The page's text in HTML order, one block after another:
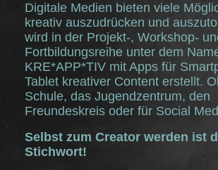
Digitale Medien bieten viele
kreativ auszudrücken und
wird in der Projekt-, Workshop-
Fortbildungsreihe unter dem
KRE*APP*TIV mit Apps für
Tablet kreativer Content erstellt.
Schule, das Jugendzentrum, den
Freundeskreis oder für Social
Selbst zum Creator werden ist
Stichwort!